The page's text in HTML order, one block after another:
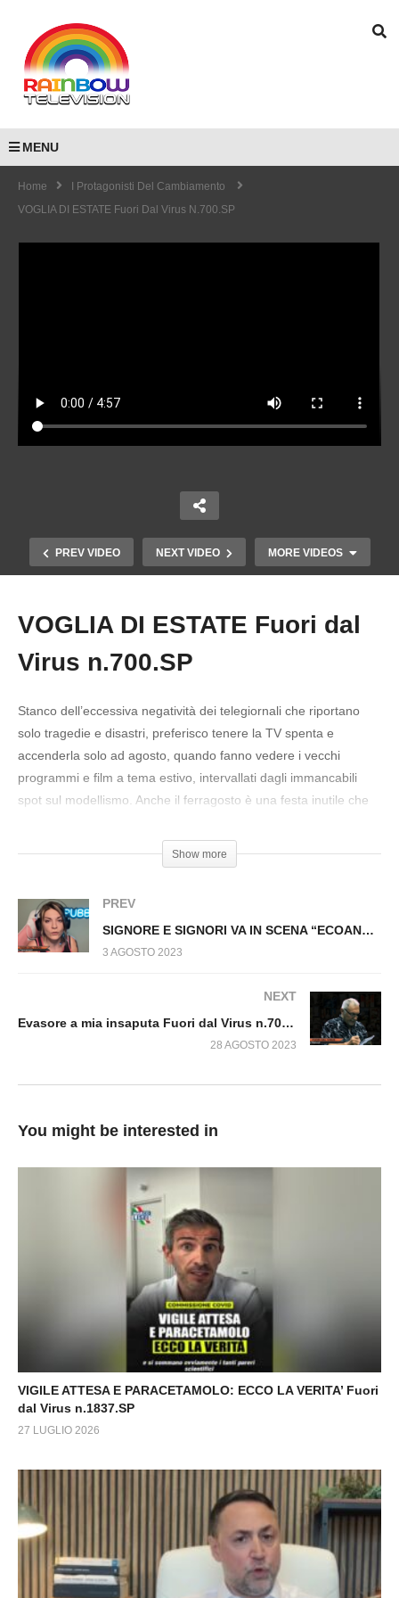
MENU
Home
I Protagonisti Del Cambiamento
VOGLIA DI ESTATE Fuori Dal Virus N.700.SP
PREV VIDEO NEXT VIDEO MORE VIDEOS
Copy Embed Code
PREZZI BENZINA E LE PROMESSE DELLA
MELONI Fuori dal Virus n.698.SP
VOGLIA DI ESTATE Fuori dal
Virus n.700.SP
Stanco dell’eccessiva negatività dei telegiornali che riportano
solo tragedie e disastri, preferisco tenere la TV spenta e
accenderla solo ad agosto, quando fanno vedere i vecchi
programmi e film a tema estivo, intervallati dagli immancabili
spot sul modellismo. Anche il ferragosto è una festa inutile che
l’estate finché resistono le mezze stagioni durerà almeno fino
all’autunno. Seguitemi per altri consigli.
Show more
PREV
SIGNORE E SIGNORI VA IN SCENA “ECOANSIA!” Fuori dal Virus n.699.SP
3 AGOSTO 2023
NEXT
Evasore a mia insaputa Fuori dal Virus n.701.SP
28 AGOSTO 2023
You might be interested in
VIGILE ATTESA E PARACETAMOLO: ECCO LA VERITA’ Fuori
dal Virus n.1837.SP
27 LUGLIO 2026